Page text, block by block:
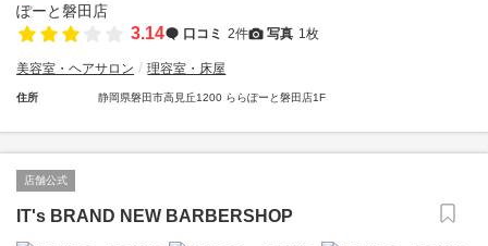
3.14 口コミ 2件 写真 1枚
美容室・ヘアサロン 理容室・床屋
住所 静岡県磐田市高見丘1200 ららぽーと磐田店1F
店舗公式
IT's BRAND NEW BARBERSHOP